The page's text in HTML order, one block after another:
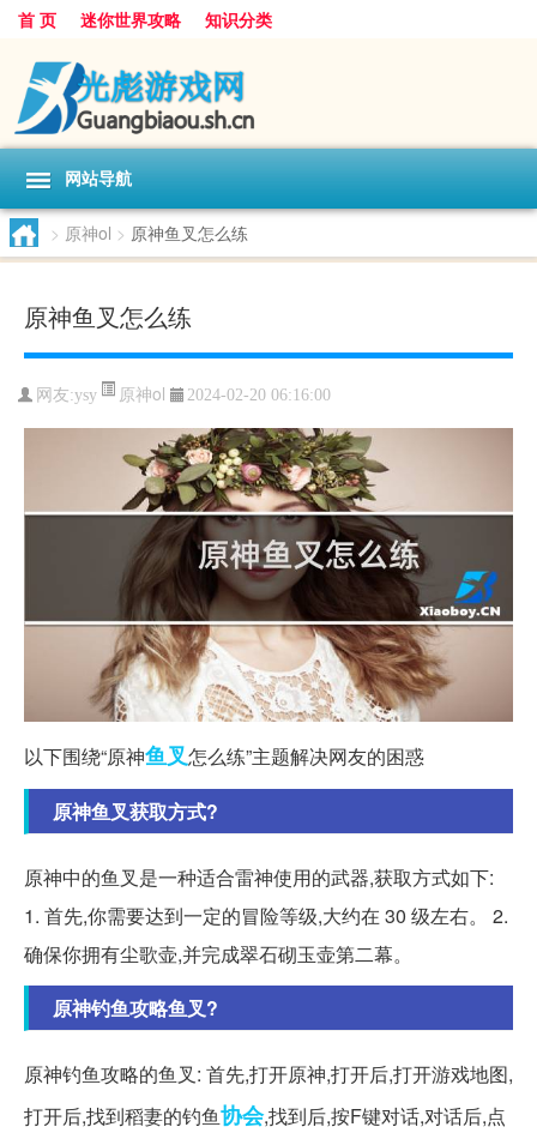
首 页 迷你世界攻略 知识分类
网站导航
> 原神ol > 原神鱼叉怎么练
原神鱼叉怎么练
网友:ysy 原神ol 2024-02-20 06:16:00
以下围绕“原神鱼叉怎么练”主题解决网友的困惑
原神鱼叉获取方式?
原神中的鱼叉是一种适合雷神使用的武器,获取方式如下:
1. 首先,你需要达到一定的冒险等级,大约在 30 级左右。 2.
确保你拥有尘歌壶,并完成翠石砌玉壶第二幕。
原神钓鱼攻略鱼叉?
原神钓鱼攻略的鱼叉: 首先,打开原神,打开后,打开游戏地图,
打开后,找到稻妻的钓鱼协会,找到后,按F键对话,对话后,点